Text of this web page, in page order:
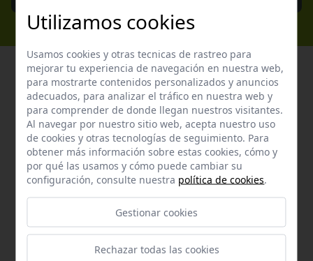
Atención al cliente
Contacta con nosotros y te garantizamos que te
responderemos en menos de 24 horas laborables.
Horario de atención al cliente:
De lunes a jueves de 8:00 a 15:00 y viernes de 8:00 a 14:00
Utilizamos cookies
Usamos cookies y otras tecnicas de rastreo para
mejorar tu experiencia de navegación en nuestra web,
para mostrarte contenidos personalizados y anuncios
adecuados, para analizar el tráfico en nuestra web y
para comprender de donde llegan nuestros visitantes.
Al navegar por nuestro sitio web, acepta nuestro uso
de cookies y otras tecnologías de seguimiento. Para
obtener más información sobre estas cookies, cómo y
por qué las usamos y cómo puede cambiar su
configuración, consulte nuestra política de cookies.
Gestionar cookies
Rechazar todas las cookies